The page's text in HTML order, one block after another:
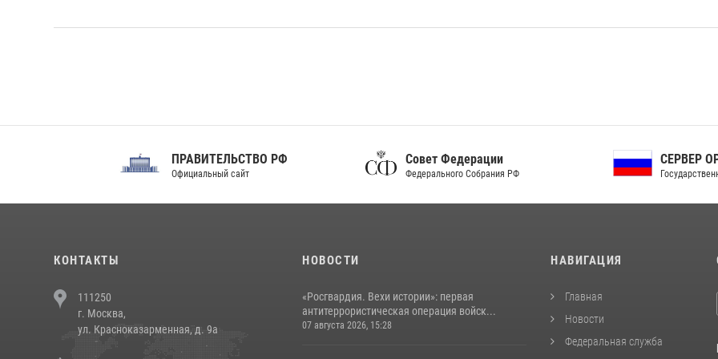
ПРАВИТЕЛЬСТВО РФ
Официальный сайт
Совет Федерации
Федерального Собрания РФ
СЕРВЕР ОРГАНОВ
Государственной власти РФ
КОНТАКТЫ
111250
г. Москва,
ул. Красноказарменная, д. 9а
НОВОСТИ
«Росгвардия. Вехи истории»: первая
антитеррористическая операция войск...
07 августа 2026, 15:28
НАВИГАЦИЯ
Главная
Новости
Федеральная служба